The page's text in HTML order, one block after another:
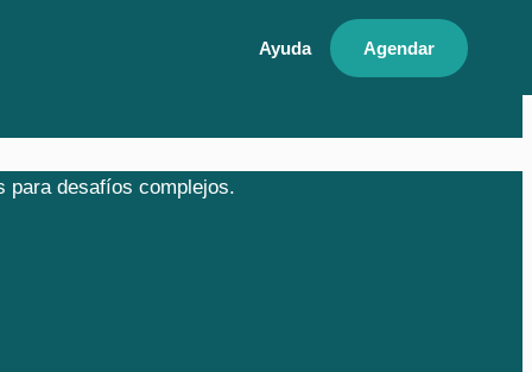
Ayuda Agendar